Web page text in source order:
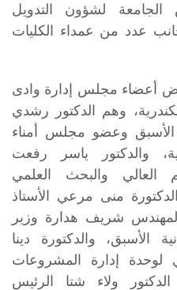
لشؤون التدويل
عدد من عمداء الكليات
أعضاء مجلس إدارة وادى
وهم الدكتور رشدي
وعضو مجلس أمناء
والدكتور ياسر رفعت
العالي والبحث العلمي
منى مرعي الأستاذ
شريف هدارة وزير
الأسبق، والدكتورة دينا
لوحدة إدارة المشروعات
ولاء شتا الرئيس